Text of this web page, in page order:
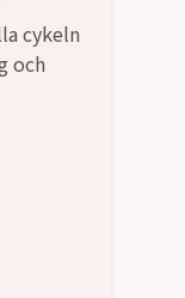
cykeln
och